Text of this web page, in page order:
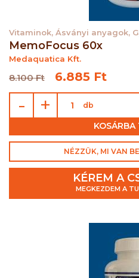
Vitaminok, Ásványi anyagok,
MemoFocus 60x
Medaquatica Kft.
8.100 Ft 6.885 Ft
+
- db
KOSÁRBA
NÉZZÜK, MI VAN
KÉREM A
MEGKEZDEM A